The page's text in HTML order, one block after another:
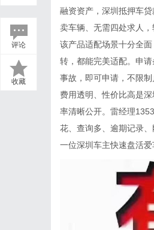
评论
收藏
融资资产，深圳抵押车
卖车辆、无需四处求人
该产品适配场景十分全
转，都能完美适配。申
事故，即可申请，不限
费用透明、性价比高是
率清晰公开。雷经理
花、查询多、逾期记录
一位深圳车主快速盘活